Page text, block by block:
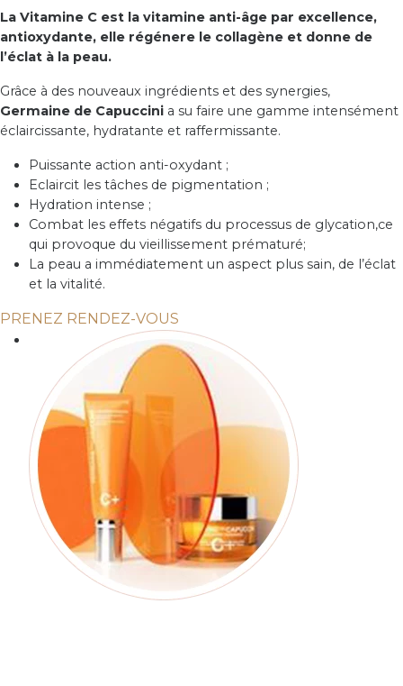
La Vitamine C est la vitamine anti-âge par excellence,
antioxydante, elle régénere le collagène et donne de
l’éclat à la peau.
Grâce à des nouveaux ingrédients et des synergies,
Germaine de Capuccini a su faire une gamme intensément
éclaircissante, hydratante et raffermissante.
Puissante action anti-oxydant ;
Eclaircit les tâches de pigmentation ;
Hydration intense ;
Combat les effets négatifs du processus de glycation,ce
qui provoque du vieillissement prématuré;
La peau a immédiatement un aspect plus sain, de l’éclat
et la vitalité.
PRENEZ RENDEZ-VOUS